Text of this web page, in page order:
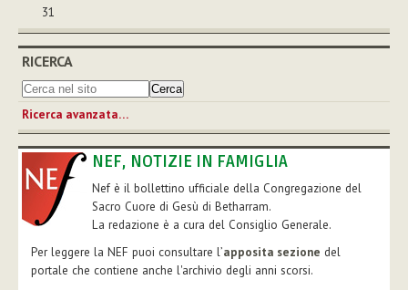
31
RICERCA
Ricerca avanzata…
NEF, NOTIZIE IN FAMIGLIA
Nef è il bollettino ufficiale della Congregazione del
Sacro Cuore di Gesù di Betharram.
La redazione è a cura del Consiglio Generale.
Per leggere la NEF puoi consultare l’apposita sezione del
portale che contiene anche l'archivio degli anni scorsi.